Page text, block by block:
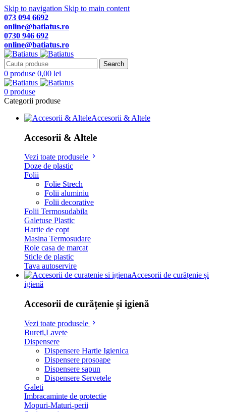
Skip to navigation Skip to main content
073 094 6692
online@batiatus.ro
0730 946 692
online@batiatus.ro
Search
0 produse 0,00 lei
0 produse
Categorii produse
Accesorii & Altele
Accesorii & Altele
Vezi toate produsele
Doze de plastic
Folii
Folie Strech
Folii aluminiu
Folii decorative
Folii Termosudabila
Galetuse Plastic
Hartie de copt
Masina Termosudare
Role casa de marcat
Sticle de plastic
Tava autoservire
Accesorii de curățenie și
igienă
Accesorii de curățenie și igienă
Vezi toate produsele
Bureti,Lavete
Dispensere
Dispensere Hartie Igienica
Dispensere prosoape
Dispensere sapun
Dispensere Servetele
Galeti
Imbracaminte de protectie
Mopuri-Maturi-perii